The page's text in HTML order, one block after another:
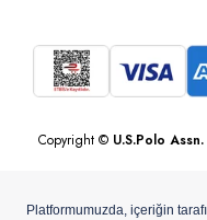
Copyright © U.S.Polo Assn.